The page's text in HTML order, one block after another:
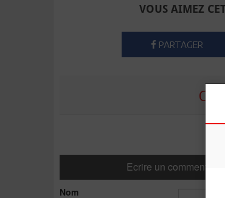
VOUS AIMEZ
PARTAGER
Ecrire un commentaire
Nom